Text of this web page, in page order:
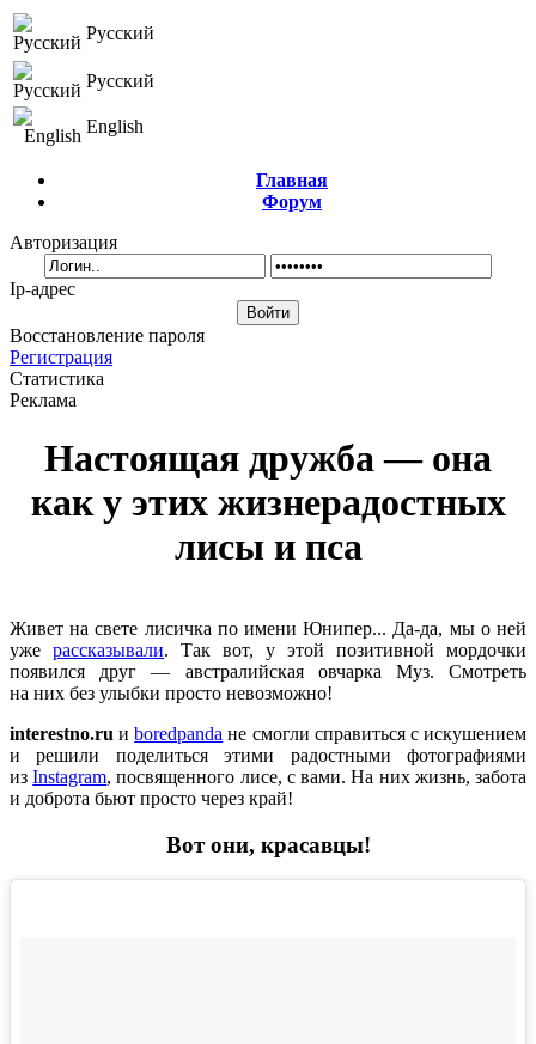
Русский
Русский
English
Главная
Форум
Авторизация
Ip-адрес
Восстановление пароля
Регистрация
Статистика
Реклама
Настоящая дружба — она
как у этих жизнерадостных
лисы и пса
Живет на свете лисичка по имени Юнипер... Да-да, мы о ней
уже рассказывали. Так вот, у этой позитивной мордочки
появился друг — австралийская овчарка Муз. Смотреть
на них без улыбки просто невозможно!
interestno.ru иboredpanda не смогли справиться с искушением
и решили поделиться этими радостными фотографиями
изInstagram, посвященного лисе, с вами. На них жизнь, забота
и доброта бьют просто через край!
Вот они, красавцы!